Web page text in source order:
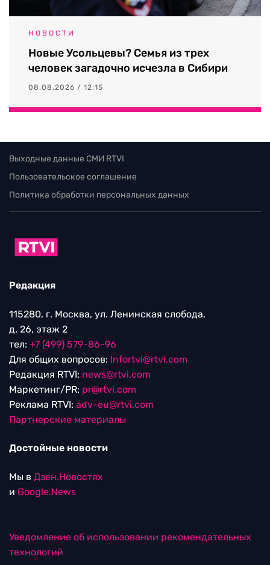
НОВОСТИ
Новые Усольцевы? Семья из трех
человек загадочно исчезла в Сибири
08.08.2026 / 12:15
Выходные данные СМИ RTVI
Пользовательское соглашение
Политика обработки персональных данных
Редакция
115280, г. Москва, ул. Ленинская слобода,
д. 26, этаж 2
тел: +7 (499) 579-86-96
Для общих вопросов: Infortvi@rtvi.com
Редакция RTVI: news@rtvi.com
Маркетинг/PR: pr@rtvi.com
Реклама RTVI: adv-eu@rtvi.com
Партнерские материалы
Достойные новости
Мы в Дзен.Новостях
и Google.News
Уведомление об использовании рекомендательных
технологий